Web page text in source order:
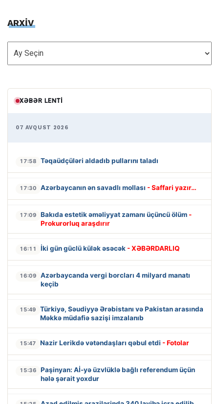
ARXİV
ARXİV
XƏBƏR LENTI
07 AVQUST 2026
17:58 Təqaüdçüləri aldadıb pullarını taladı
17:30 Azərbaycanın ən savadlı mollası - Saffari yazır…
17:09 Bakıda estetik əməliyyat zamanı üçüncü ölüm -
Prokurorluq araşdırır
16:11 İki gün güclü külək əsəcək - XƏBƏRDARLIQ
16:09
Azərbaycanda vergi borcları 4 milyard manatı
keçib
15:49
Türkiyə, Səudiyyə Ərəbistanı və Pakistan arasında
Məkkə müdafiə sazişi imzalanıb
15:47 Nazir Lerikdə vətəndaşları qəbul etdi - Fotolar
15:36
Paşinyan: Aİ-yə üzvlüklə bağlı referendum üçün
hələ şərait yoxdur